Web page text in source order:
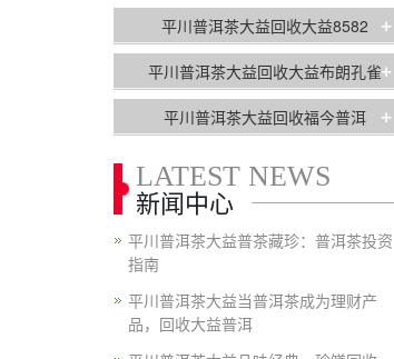
平川普洱茶大益回收大益8582 +
平川普洱茶大益回收大益布朗孔雀+
平川普洱茶大益回收福今普洱 +
LATEST NEWS
新闻中心
平川普洱茶大益普茶藏珍：普洱茶投资
指南
平川普洱茶大益当普洱茶成为理财产
品，回收大益普洱